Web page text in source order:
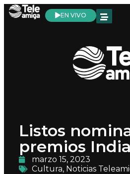
EN VIVO
Listos
premios
marzo 15, 2023
Cultura, Noticias